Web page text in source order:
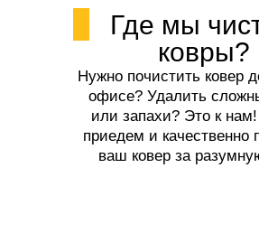
Где мы
ковры?
Нужно почистить ковер
офисе? Удалить
или запахи? Это к
приедем и качественно
ваш ковер за